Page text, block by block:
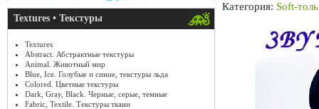
Textures • Текстуры
Textures
Abstract. Абстрактные текстуры
Animal. Животный мир
Blue, Ice. Голубые и синие, текстуры льда
Colored. Цветные текстуры
Dark, Gray, Black. Черные, серые, темные
Fabric, Textile. Текстуры ткани
Категория: Soft-